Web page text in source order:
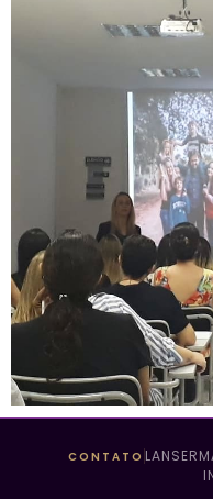
CONTATO